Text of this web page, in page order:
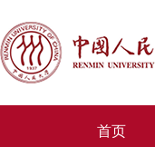
首页